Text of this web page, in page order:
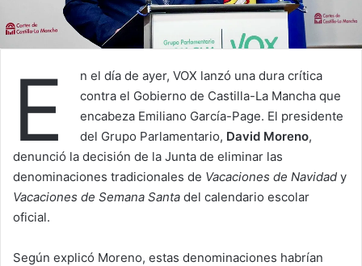
E
n el día de ayer, VOX lanzó una dura crítica
contra el Gobierno de Castilla-La Mancha que
encabeza Emiliano García-Page. El presidente
del Grupo Parlamentario, David Moreno,
denunció la decisión de la Junta de eliminar las
denominaciones tradicionales de Vacaciones de Navidad y
Vacaciones de Semana Santa del calendario escolar
oficial.
Según explicó Moreno, estas denominaciones habrían